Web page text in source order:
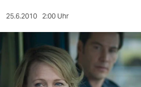
kultur
sport
berlin
nord
25.6.2010 2:00 Uhr